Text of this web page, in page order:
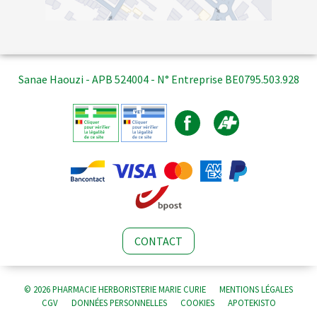
Sanae Haouzi - APB 524004 - N° Entreprise BE0795.503.928
CONTACT
© 2026 PHARMACIE HERBORISTERIE MARIE CURIE
MENTIONS LÉGALES
CGV
DONNÉES PERSONNELLES COOKIES APOTEKISTO